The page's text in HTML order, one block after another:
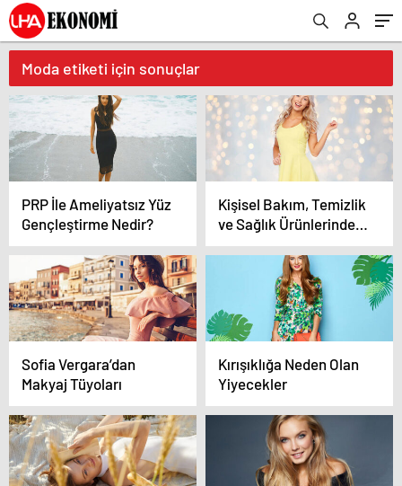
Moda etiketi için sonuçlar
PRP İle Ameliyatsız Yüz
Gençleştirme Nedir?
Kişisel Bakım, Temizlik
ve Sağlık Ürünlerinde
%40’a Varan İndirim
Sofia Vergara’dan
Makyaj Tüyoları
Kırışıklığa Neden Olan
Yiyecekler